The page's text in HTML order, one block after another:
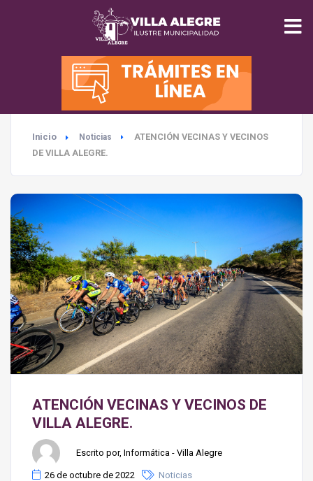
INICIO
MUNICIPALIDAD
SEGURIDAD
TURISMO
MEDIO AMBIENTE
Inicio Noticias
ATENCIÓN VECINAS Y VECINOS
DE VILLA ALEGRE.
ATENCIÓN VECINAS Y VECINOS DE
VILLA ALEGRE.
Escrito por, Informática - Villa Alegre
26 de octubre de 2022
Noticias